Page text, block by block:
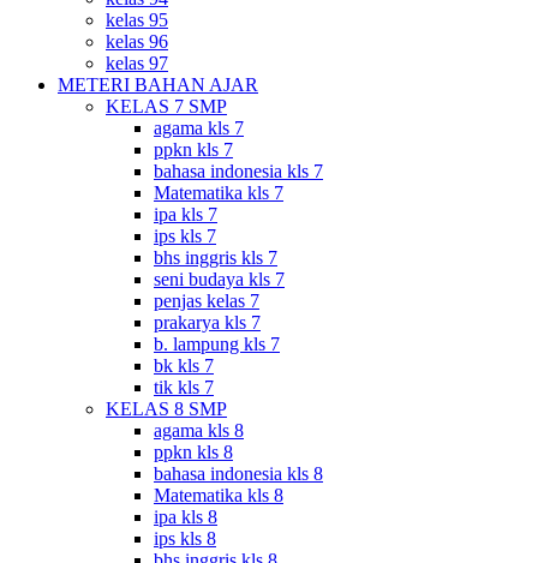
kelas 95
kelas 96
kelas 97
METERI BAHAN AJAR
KELAS 7 SMP
agama kls 7
ppkn kls 7
bahasa indonesia kls 7
Matematika kls 7
ipa kls 7
ips kls 7
bhs inggris kls 7
seni budaya kls 7
penjas kelas 7
prakarya kls 7
b. lampung kls 7
bk kls 7
tik kls 7
KELAS 8 SMP
agama kls 8
ppkn kls 8
bahasa indonesia kls 8
Matematika kls 8
ipa kls 8
ips kls 8